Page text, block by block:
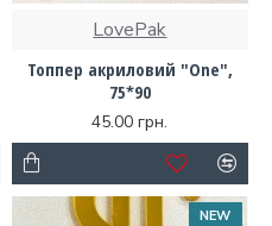
LovePak
Топпер акриловий "One",
75*90
45.00 грн.
NEW